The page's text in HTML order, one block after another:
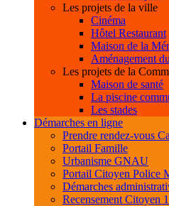
Les projets de la ville
Cinéma
Hôtel Restaurant
Maison de la
Aménagement
Les projets de la
Maison de santé
La piscine
Les stades
Démarches en ligne
Prendre rendez-vous
Portail Famille
Urbanisme GNAU
Portail Citoyen Police
Démarches
Recensement Citoyen